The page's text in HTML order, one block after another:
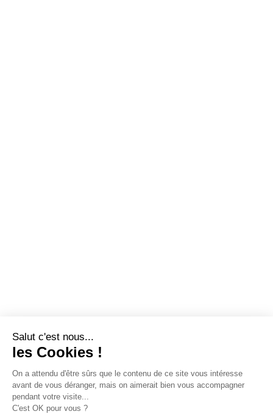
Salut c'est nous...
les Cookies !
On a attendu d'être sûrs que le contenu de ce site vous intéresse
avant de vous déranger, mais on aimerait bien vous accompagner
pendant votre visite...
C'est OK pour vous ?